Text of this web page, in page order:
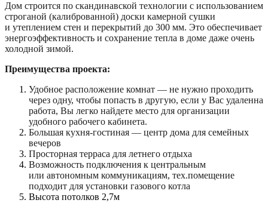
Дом строится по скандинавской технологии с использованием
строганой (калиброванной) доски камерной сушки
и утеплением стен и перекрытий до 300 мм. Это обеспечивает
энергоэффективность и сохранение тепла в доме даже очень
холодной зимой.
Преимущества проекта:
Удобное расположение комнат — не нужно проходить
через одну, чтобы попасть в другую, если у Вас удаленна
работа, Вы легко найдете место для организации
удобного рабочего кабинета.
Большая кухня-гостиная — центр дома для семейных
вечеров
Просторная терраса для летнего отдыха
Возможность подключения к центральным
или автономным коммуникациям, тех.помещение
подходит для установки газового котла
Высота потолков 2,7м